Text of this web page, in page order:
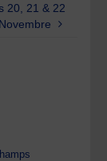
20, 21 & 22
Novembre